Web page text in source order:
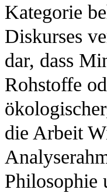
Kategorie
Diskurses
dar, dass
Rohstoffe
die Arbeit
Philosophie